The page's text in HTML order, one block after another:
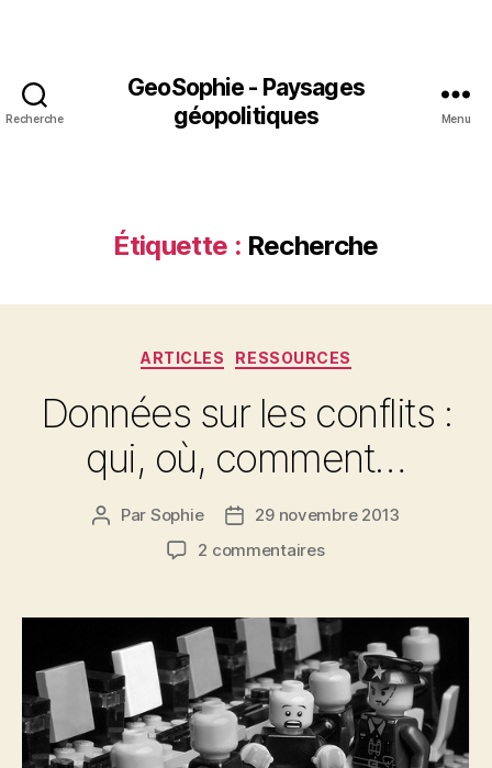
Recherche
GeoSophie - Paysages
géopolitiques
Menu
Étiquette : Recherche
Catégories
ARTICLES RESSOURCES
Données sur les conflits :
qui, où, comment…
Auteur
Par Sophie
Date29 novembre 2013
2 commentairessur
les
conflits
:
qui,
où,
comment…